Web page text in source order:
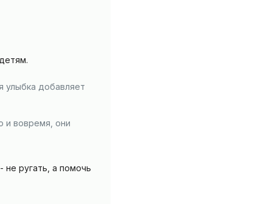
улыбка добавляет
и вовремя, они
не ругать, а помочь